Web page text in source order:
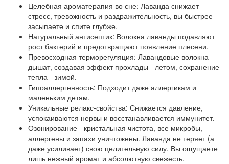
Целебная ароматерапия во сне: Лаванда снижает
стресс, тревожность и раздражительность, вы быстрее
засыпаете и спите глубже.
Натуральный антисептик: Волокна лаванды подавляют
рост бактерий и предотвращают появление плесени.
Превосходная терморегуляция: Лавандовые волокна
дышат, создавая эффект прохлады - летом, сохранение
тепла - зимой.
Гипоаллергенность: Подходит даже аллергикам и
маленьким детям.
Уникальные релакс-свойства: Снижается давление,
успокаиваются нервы и восстанавливается иммунитет.
Озонирование - кристальная чистота, все микробы,
аллергены и запахи уничтожены. Лаванда не теряет (а
даже усиливает) свою целительную силу. Вы ощущаете
лишь нежный аромат и абсолютную свежесть.